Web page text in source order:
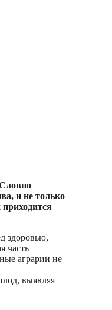
и не только
здоровью,
часть
аграрии не
выявляя